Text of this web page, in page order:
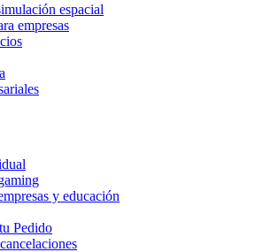
espacial
empresas
y educación
Pedido